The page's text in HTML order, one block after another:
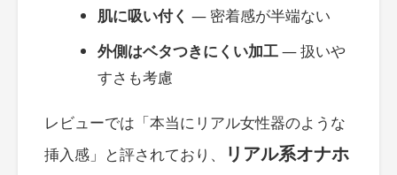
肌に吸い付く ― 密着感が半端ない
外側はベタつきにくい加工― 扱いや
すさも考慮
レビューでは「本当にリアル女性器のような
挿入感」と評されており、
リアル系オナホ